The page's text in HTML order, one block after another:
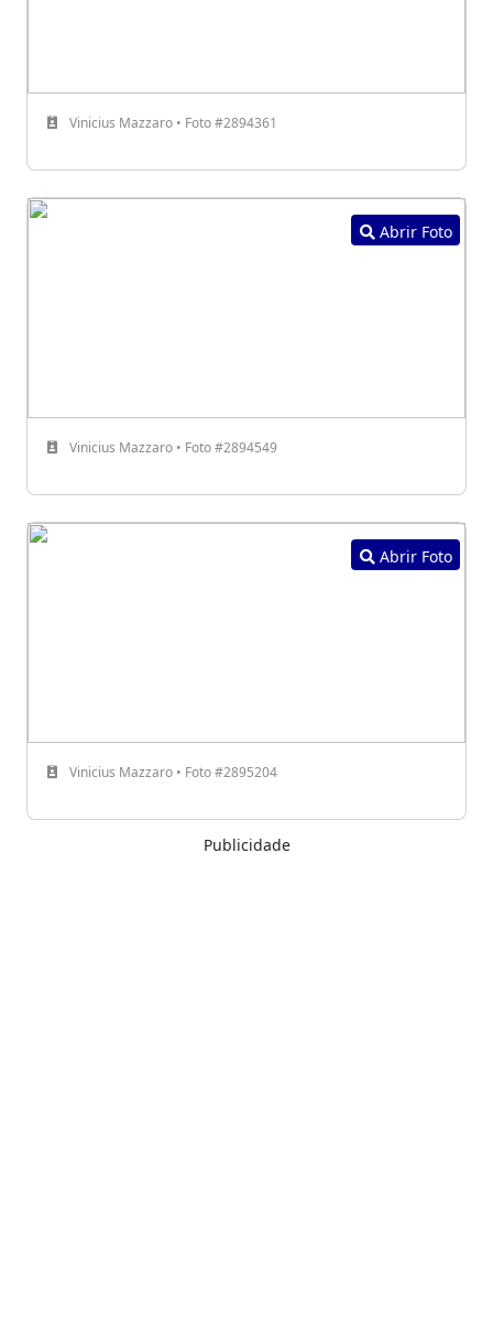
Vinicius Mazzaro • Foto #2894361
Abrir Foto
Vinicius Mazzaro • Foto #2894549
Abrir Foto
Vinicius Mazzaro • Foto #2895204
Publicidade